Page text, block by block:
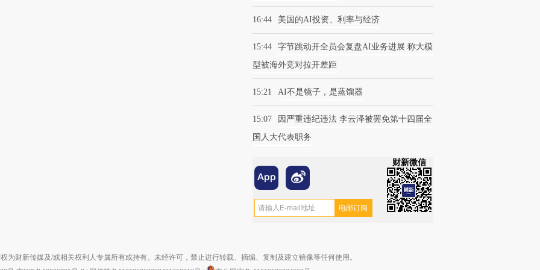
16:44 美国的AI投资、利率与经济
15:44
字节跳动开全员会复盘AI业务进展 称大模
型被海外竞对拉开差距
15:21 AI不是镜子，是蒸馏器
15:07
因严重违纪违法 李云泽被罢免第十四届全
国人大代表职务
财新微信
为财新传媒及/或相关权利人专属所有或持有。未经许可，禁止进行转载、摘编、复制及建立镜像等任何使用。